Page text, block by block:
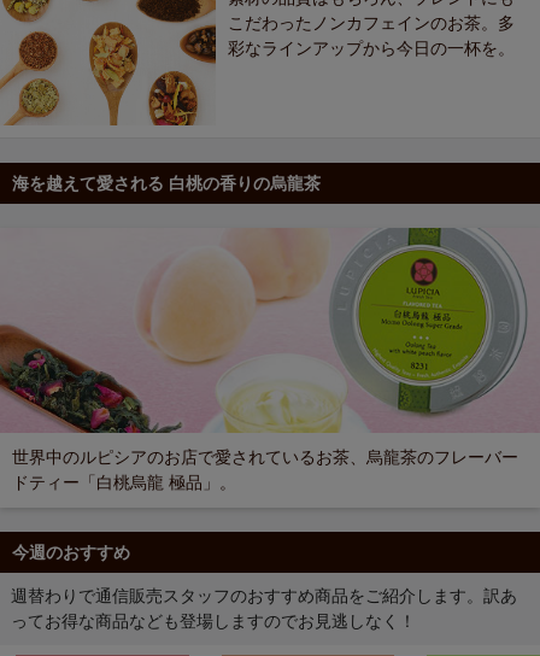
こだわったノンカフェインのお茶。多
彩なラインアップから今日の一杯を。
海を越えて愛される 白桃の香りの烏龍茶
世界中のルピシアのお店で愛されているお茶、烏龍茶のフレーバー
ドティー「白桃烏龍 極品」。
今週のおすすめ
週替わりで通信販売スタッフのおすすめ商品をご紹介します。訳あ
ってお得な商品なども登場しますのでお見逃しなく！